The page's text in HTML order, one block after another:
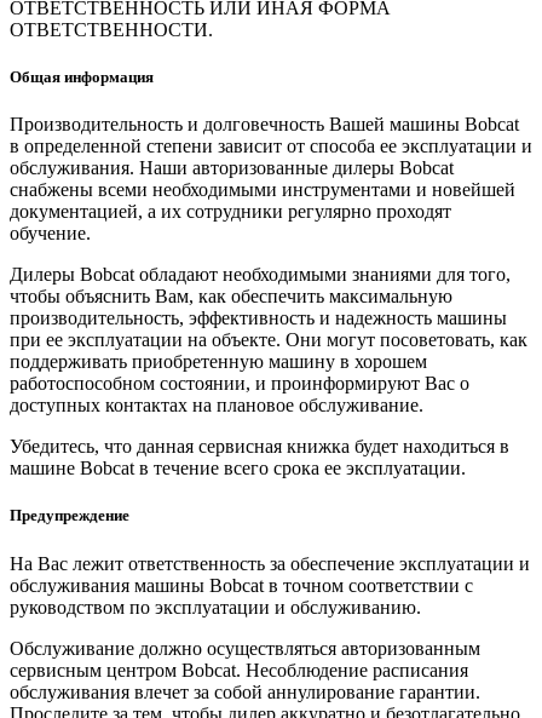
ОТВЕТСТВЕННОСТЬ ИЛИ ИНАЯ ФОРМА
ОТВЕТСТВЕННОСТИ.
Общая информация
Производительность и долговечность Вашей машины Bobcat
в определенной степени зависит от способа ее эксплуатации и
обслуживания. Наши авторизованные дилеры Bobcat
снабжены всеми необходимыми инструментами и новейшей
документацией, а их сотрудники регулярно проходят
обучение.
Дилеры Bobcat обладают необходимыми знаниями для того,
чтобы объяснить Вам, как обеспечить максимальную
производительность, эффективность и надежность машины
при ее эксплуатации на объекте. Они могут посоветовать, как
поддерживать приобретенную машину в хорошем
работоспособном состоянии, и проинформируют Вас о
доступных контактах на плановое обслуживание.
Убедитесь, что данная сервисная книжка будет находиться в
машине Bobcat в течение всего срока ее эксплуатации.
Предупреждение
На Вас лежит ответственность за обеспечение эксплуатации и
обслуживания машины Bobcat в точном соответствии с
руководством по эксплуатации и обслуживанию.
Обслуживание должно осуществляться авторизованным
сервисным центром Bobcat. Несоблюдение расписания
обслуживания влечет за собой аннулирование гарантии.
Проследите за тем, чтобы дилер аккуратно и безотлагательно